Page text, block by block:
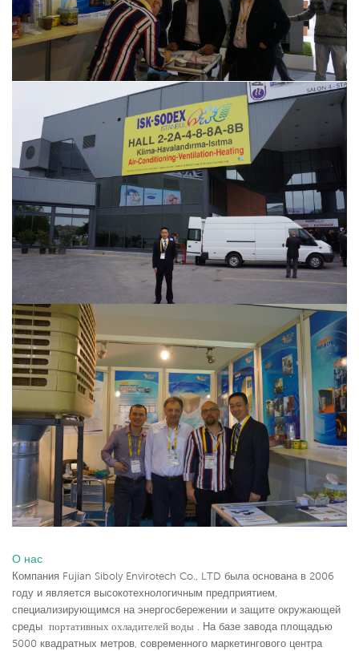
О нас
Компания Fujian Siboly Envirotech Co., LTD была основана в 2006
году и является высокотехнологичным предприятием,
специализирующимся на энергосбережении и защите окружающей
среды портативных охладителей воды . На базе завода площадью
5000 квадратных метров, современного маркетингового центра